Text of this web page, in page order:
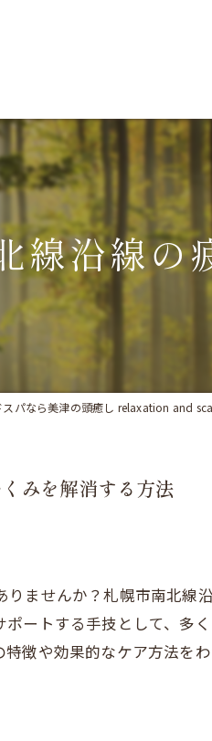
線沿線の
パなら美津の頭癒し relaxation and
みを解消する方法
ませんか？札幌市南北線
ートする手技として、多
徴や効果的なケア方法を